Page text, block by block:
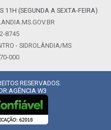
11H (SEGUNDA A SEXTA-FEIRA)
8745
- SIDROLÂNDIA/MS
000
RESERVADOS.
AGÊNCIA W3